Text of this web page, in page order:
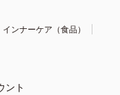
インナーケア（食品）
ント